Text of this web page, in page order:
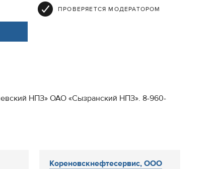
ПРОВЕРЯЕТСЯ МОДЕРАТОРОМ
НПЗ» ОАО «Сызранский НПЗ». 8-960-
Кореновскнефтесервис, ООО